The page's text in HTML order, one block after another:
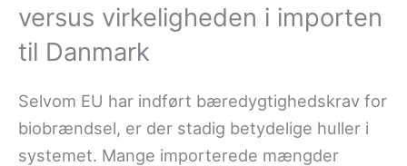
versus virkeligheden i importen
til Danmark
Selvom EU har indført bæredygtighedskrav for
biobrændsel, er der stadig betydelige huller i
systemet. Mange importerede mængder